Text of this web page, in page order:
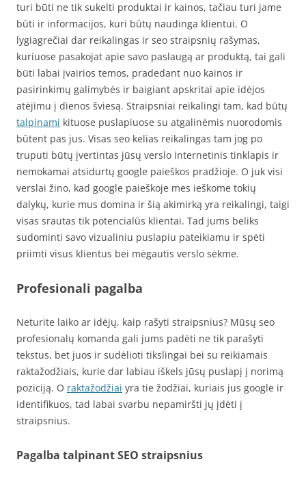
turi būti ne tik sukelti produktai ir kainos, tačiau turi jame
būti ir informacijos, kuri būtų naudinga klientui. O
lygiagrečiai dar reikalingas ir seo straipsnių rašymas,
kuriuose pasakojat apie savo paslaugą ar produktą, tai gali
būti labai įvairios temos, pradedant nuo kainos ir
pasirinkimų galimybės ir baigiant apskritai apie idėjos
atėjimu į dienos šviesą. Straipsniai reikalingi tam, kad būtų
talpinami kituose puslapiuose su atgalinėmis nuorodomis
būtent pas jus. Visas seo kelias reikalingas tam jog po
truputi būtų įvertintas jūsų verslo internetinis tinklapis ir
nemokamai atsidurtų google paieškos pradžioje. O juk visi
verslai žino, kad google paieškoje mes ieškome tokių
dalykų, kurie mus domina ir šią akimirką yra reikalingi, taigi
visas srautas tik potencialūs klientai. Tad jums beliks
sudominti savo vizualiniu puslapiu pateikiamu ir spėti
priimti visus klientus bei mėgautis verslo sėkme.
Profesionali pagalba
Neturite laiko ar idėjų, kaip rašyti straipsnius? Mūsų seo
profesionalų komanda gali jums padėti ne tik parašyti
tekstus, bet juos ir sudėlioti tikslingai bei su reikiamais
raktažodžiais, kurie dar labiau iškels jūsų puslapį į norimą
poziciją. O raktažodžiai yra tie žodžiai, kuriais jus google ir
identifikuos, tad labai svarbu nepamiršti jų įdėti į
straipsnius.
Pagalba talpinant SEO straipsnius